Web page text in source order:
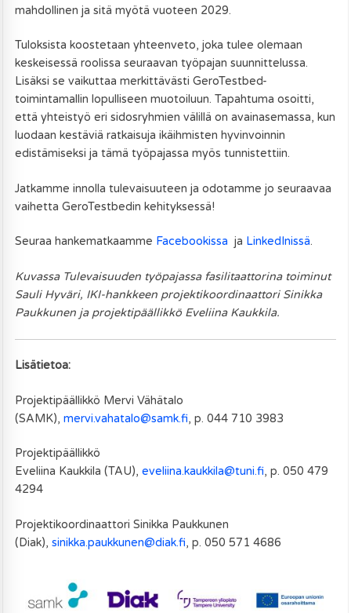
mahdollinen ja sitä myötä vuoteen 2029.
Tuloksista koostetaan yhteenveto, joka tulee olemaan
keskeisessä roolissa seuraavan työpajan suunnittelussa.
Lisäksi se vaikuttaa merkittävästi GeroTestbed-
toimintamallin lopulliseen muotoiluun. Tapahtuma osoitti,
että yhteistyö eri sidosryhmien välillä on avainasemassa, kun
luodaan kestäviä ratkaisuja ikäihmisten hyvinvoinnin
edistämiseksi ja tämä työpajassa myös tunnistettiin.
Jatkamme innolla tulevaisuuteen ja odotamme jo seuraavaa
vaihetta GeroTestbedin kehityksessä!
Seuraa hankematkaamme Facebookissa ja LinkedInissä.
Kuvassa Tulevaisuuden työpajassa fasilitaattorina toiminut
Sauli Hyväri, IKI-hankkeen projektikoordinaattori Sinikka
Paukkunen ja projektipäällikkö Eveliina Kaukkila.
Lisätietoa:
Projektipäällikkö Mervi Vähätalo
(SAMK), mervi.vahatalo@samk.fi, p. 044 710 3983
Projektipäällikkö
Eveliina Kaukkila (TAU), eveliina.kaukkila@tuni.fi, p. 050 479
4294
Projektikoordinaattori Sinikka Paukkunen
(Diak), sinikka.paukkunen@diak.fi, p. 050 571 4686